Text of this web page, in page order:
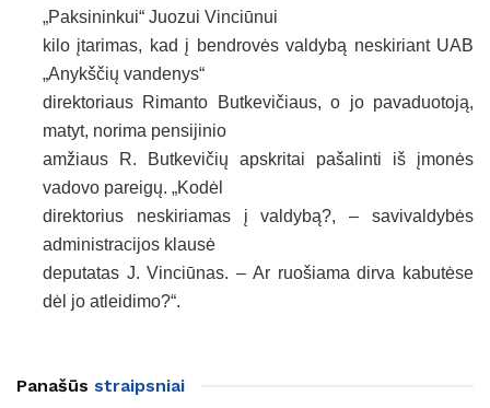
„Paksininkui“ Juozui Vinciūnui
kilo įtarimas, kad į bendrovės valdybą neskiriant UAB
„Anykščių vandenys“
direktoriaus Rimanto Butkevičiaus, o jo pavaduotoją,
matyt, norima pensijinio
amžiaus R. Butkevičių apskritai pašalinti iš įmonės
vadovo pareigų. „Kodėl
direktorius neskiriamas į valdybą?, – savivaldybės
administracijos klausė
deputatas J. Vinciūnas. – Ar ruošiama dirva kabutėse
dėl jo atleidimo?“.
Panašūs straipsniai